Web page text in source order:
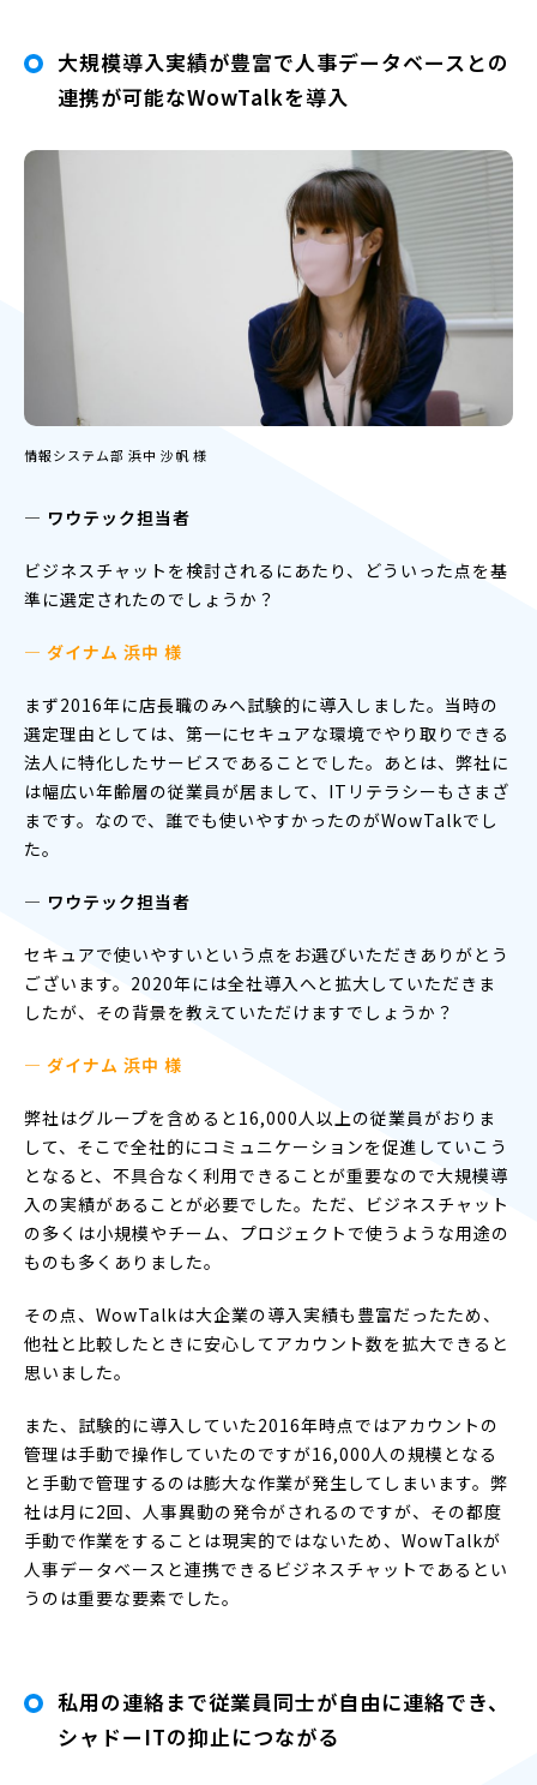
大規模導入実績が豊富で人事データベースとの
連携が可能なWowTalkを導入
情報システム部 浜中 沙帆 様
― ワウテック担当者
ビジネスチャットを検討されるにあたり、どういった点を基
準に選定されたのでしょうか？
— ダイナム 浜中 様
まず2016年に店長職のみへ試験的に導入しました。当時の
選定理由としては、第一にセキュアな環境でやり取りできる
法人に特化したサービスであることでした。あとは、弊社に
は幅広い年齢層の従業員が居まして、ITリテラシーもさまざ
まです。なので、誰でも使いやすかったのがWowTalkでし
た。
― ワウテック担当者
セキュアで使いやすいという点をお選びいただきありがとう
ございます。2020年には全社導入へと拡大していただきま
したが、その背景を教えていただけますでしょうか？
— ダイナム 浜中 様
弊社はグループを含めると16,000人以上の従業員がおりま
して、そこで全社的にコミュニケーションを促進していこう
となると、不具合なく利用できることが重要なので大規模導
入の実績があることが必要でした。ただ、ビジネスチャット
の多くは小規模やチーム、プロジェクトで使うような用途の
ものも多くありました。
その点、WowTalkは大企業の導入実績も豊富だったため、
他社と比較したときに安心してアカウント数を拡大できると
思いました。
また、試験的に導入していた2016年時点ではアカウントの
管理は手動で操作していたのですが16,000人の規模となる
と手動で管理するのは膨大な作業が発生してしまいます。弊
社は月に2回、人事異動の発令がされるのですが、その都度
手動で作業をすることは現実的ではないため、WowTalkが
人事データベースと連携できるビジネスチャットであるとい
うのは重要な要素でした。
私用の連絡まで従業員同士が自由に連絡でき、
シャドーITの抑止につながる